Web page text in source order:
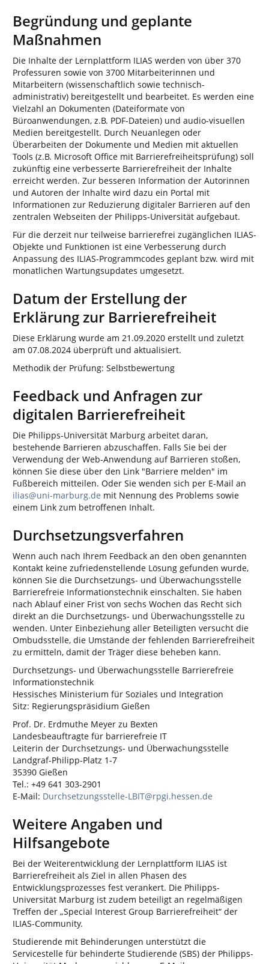
Begründung und geplante
Maßnahmen
Die Inhalte der Lernplattform ILIAS werden von über 370
Professuren sowie von 3700 Mitarbeiterinnen und
Mitarbeitern (wissenschaftlich sowie technisch-
administrativ) bereitgestellt und bearbeitet. Es werden eine
Vielzahl an Dokumenten (Dateiformate von
Büroanwendungen, z.B. PDF-Dateien) und audio-visuellen
Medien bereitgestellt. Durch Neuanlegen oder
Überarbeiten der Dokumente und Medien mit aktuellen
Tools (z.B. Microsoft Office mit Barrierefreiheitsprüfung) soll
zukünftig eine verbesserte Barrierefreiheit der Inhalte
erreicht werden. Zur besseren Information der Autorinnen
und Autoren der Inhalte wird dazu ein Portal mit
Informationen zur Reduzierung digitaler Barrieren auf den
zentralen Webseiten der Philipps-Universität aufgebaut.
Für die derzeit nur teilweise barrierefrei zugänglichen ILIAS-
Objekte und Funktionen ist eine Verbesserung durch
Anpassung des ILIAS-Programmcodes geplant bzw. wird mit
monatlichen Wartungsupdates umgesetzt.
Datum der Erstellung der
Erklärung zur Barrierefreiheit
Diese Erklärung wurde am 21.09.2020 erstellt und zuletzt
am 07.08.2024 überprüft und aktualisiert.
Methodik der Prüfung: Selbstbewertung
Feedback und Anfragen zur
digitalen Barrierefreiheit
Die Philipps-Universität Marburg arbeitet daran,
bestehende Barrieren abzuschaffen. Falls Sie bei der
Verwendung der Web-Anwendung auf Barrieren stoßen,
können Sie diese über den Link "Barriere melden" im
Fußbereich mitteilen. Oder Sie wenden sich per E-Mail an
ilias@uni-marburg.de mit Nennung des Problems sowie
einem Link zum betroffenen Inhalt.
Durchsetzungsverfahren
Wenn auch nach Ihrem Feedback an den oben genannten
Kontakt keine zufriedenstellende Lösung gefunden wurde,
können Sie die Durchsetzungs- und Überwachungsstelle
Barrierefreie Informationstechnik einschalten. Sie haben
nach Ablauf einer Frist von sechs Wochen das Recht sich
direkt an die Durchsetzungs- und Überwachungsstelle zu
wenden. Unter Einbeziehung aller Beteiligten versucht die
Ombudsstelle, die Umstände der fehlenden Barrierefreiheit
zu ermitteln, damit der Träger diese beheben kann.
Durchsetzungs- und Überwachungsstelle Barrierefreie
Informationstechnik
Hessisches Ministerium für Soziales und Integration
Sitz: Regierungspräsidium Gießen
Prof. Dr. Erdmuthe Meyer zu Bexten
Landesbeauftragte für barrierefreie IT
Leiterin der Durchsetzungs- und Überwachungsstelle
Landgraf-Philipp-Platz 1-7
35390 Gießen
Tel.: +49 641 303-2901
E-Mail: Durchsetzungsstelle-LBIT@rpgi.hessen.de
Weitere Angaben und
Hilfsangebote
Bei der Weiterentwicklung der Lernplattform ILIAS ist
Barrierefreiheit als Ziel in allen Phasen des
Entwicklungsprozesses fest verankert. Die Philipps-
Universität Marburg ist zudem beteiligt an regelmäßigen
Treffen der „Special Interest Group Barrierefreiheit“ der
ILIAS-Community.
Studierende mit Behinderungen unterstützt die
Servicestelle für behinderte Studierende (SBS) der Philipps-